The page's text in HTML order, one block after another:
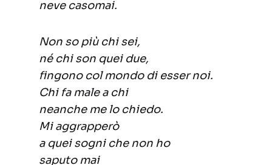
neve casomai.
Non so più chi sei,
né chi son quei due,
fingono col mondo di esser noi.
Chi fa male a chi
neanche me lo chiedo.
Mi aggrapperò
a quei sogni che non ho
saputo mai